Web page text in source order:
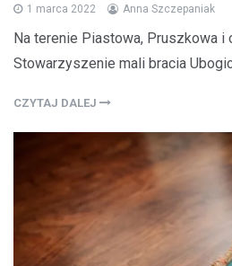
1 marca 2022 Anna Szczepaniak
Na terenie Piastowa, Pruszkowa i
Stowarzyszenie mali bracia
CZYTAJ DALEJ